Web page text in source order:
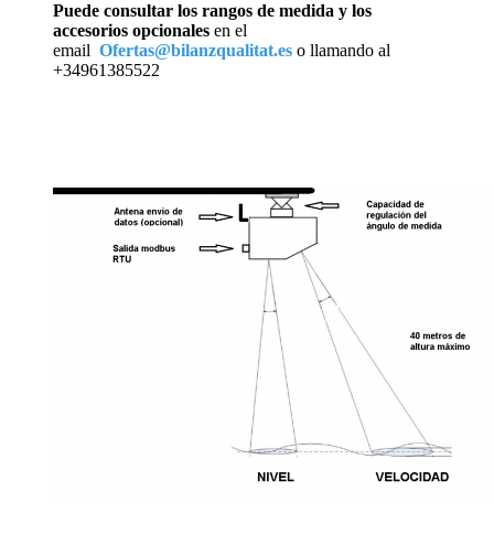
Puede consultar los rangos de medida y los
accesorios opcionales en el
email Ofertas@bilanzqualitat.es o llamando al
+34961385522